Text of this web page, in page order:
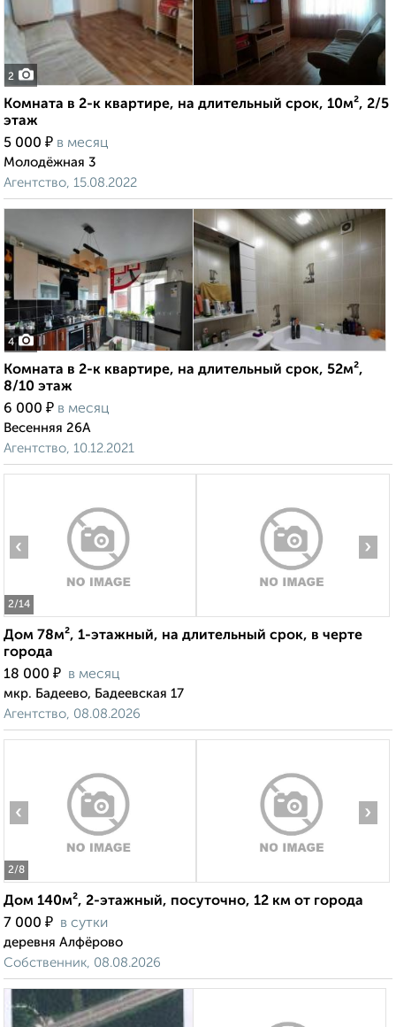
2
Комната в 2-к квартире, на длительный срок, 10м², 2/5
этаж
5 000 ₽ в месяц
Молодёжная 3
Агентство, 15.08.2022
4
Комната в 2-к квартире, на длительный срок, 52м²,
8/10 этаж
6 000 ₽ в месяц
Весенняя 26А
Агентство, 10.12.2021
2/14
‹ ›
Дом 78м², 1-этажный, на длительный срок, в черте
города
18 000 ₽ в месяц
мкр. Бадеево, Бадеевская 17
Агентство, 08.08.2026
2/8
‹ ›
Дом 140м², 2-этажный, посуточно, 12 км от города
7 000 ₽ в сутки
деревня Алфёрово
Собственник, 08.08.2026